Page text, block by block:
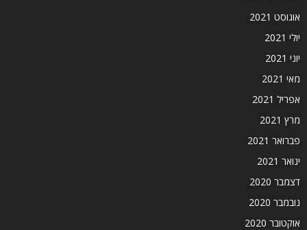
אוגוסט 2021
יולי 2021
יוני 2021
מאי 2021
אפריל 2021
מרץ 2021
פברואר 2021
ינואר 2021
דצמבר 2020
נובמבר 2020
אוקטובר 2020